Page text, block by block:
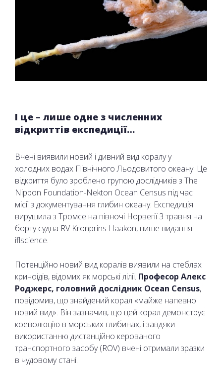
І це – лише одне з численних
відкриттів експедиції…
Вчені виявили новий і дивний вид коралу у
холодних водах Північного Льодовитого океану. Це
відкриття було зроблено групою дослідників з The
Nippon Foundation-Nekton Ocean Census під час
місії з документування глибин океану. Експедиція
вирушила з Тромсе на півночі Норвегії 3 травня на
борту судна RV Kronprins Haakon, пише видання
iflscience.
Потенційно новий вид коралів виявили на стеблах
криноідів, відомих як морські лілії. Професор Алекс
Роджерс, головний дослідник Ocean Census,
повідомив, що знайдений корал «майже напевно
новий вид». Він зазначив, що цей корал демонструє
коеволюцію в морських глибинах, і завдяки
використанню дистанційно керованого
транспортного засобу (ROV) вчені отримали зразки
в чудовому стані.